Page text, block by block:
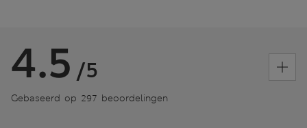
4.5 /5
Gebaseerd op 297 beoordelingen